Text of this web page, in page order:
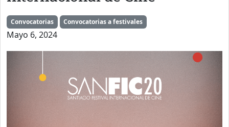
Convocatorias Convocatorias a festivales
Mayo 6, 2024